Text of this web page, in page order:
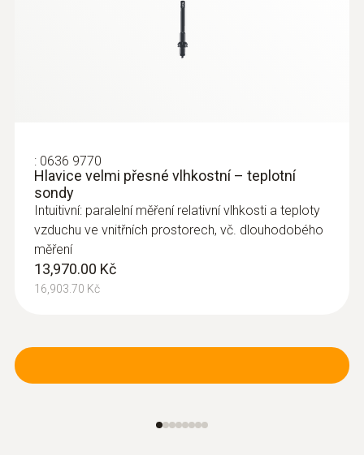
Sondy proudění
Bluetooth® - vč. teplotního a
: 0636 9770
Hlavice velmi přesné vlhkostní – teplotní
sondy
Intuitivní: paralelní měření relativní vlhkosti a teploty
vzduchu ve vnitřních prostorech, vč. dlouhodobého
měření
13,970.00 Kč
16,903.70 Kč